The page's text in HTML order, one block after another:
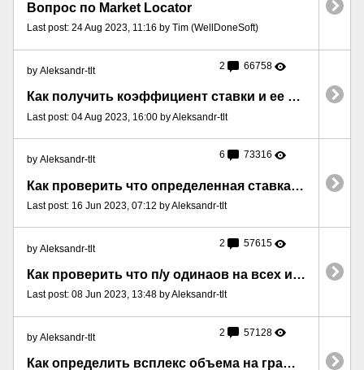
Вопрос по Market Locator
Last post: 24 Aug 2023, 11:16 by Tim (WellDoneSoft)
by Aleksandr-tlt 2 66758
Как получить коэффициент ставки и ее размер
Last post: 04 Aug 2023, 16:00 by Aleksandr-tlt
by Aleksandr-tlt 6 73316
Как проверить что определенная ставка спарена?
Last post: 16 Jun 2023, 07:12 by Aleksandr-tlt
by Aleksandr-tlt 2 57615
Как проверить что п/у одинаов на всех исходах?
Last post: 08 Jun 2023, 13:48 by Aleksandr-tlt
by Aleksandr-tlt 2 57128
Как определить всплекс объема на графике?